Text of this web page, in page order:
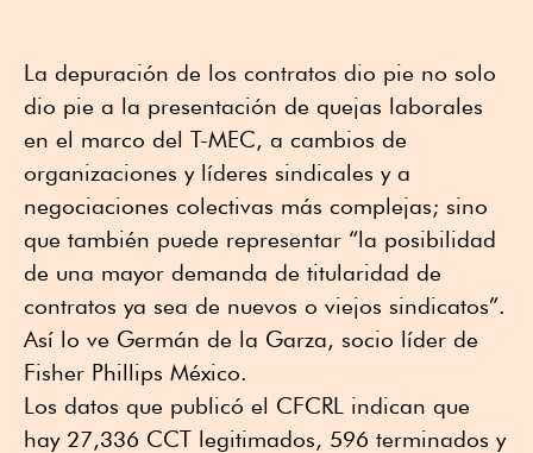
La depuración de los contratos dio pie no solo
dio pie a la presentación de quejas laborales
en el marco del T-MEC, a cambios de
organizaciones y líderes sindicales y a
negociaciones colectivas más complejas; sino
que también puede representar “la posibilidad
de una mayor demanda de titularidad de
contratos ya sea de nuevos o viejos sindicatos”.
Así lo ve Germán de la Garza, socio líder de
Fisher Phillips México.
Los datos que publicó el CFCRL indican que
hay 27,336 CCT legitimados, 596 terminados y